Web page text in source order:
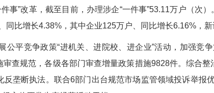
事”改革，截至目前，办理涉企“一件事”53.11万户（次
比增长4.38%，其中企业125万户、同比增长6.16%，新
平竞争政策“进机关、进院校、进企业”活动，加强竞
查规范，各级各部门审查增量政策措施9828件。综合整
垄断执法。联合6部门出台规范市场监管领域投诉举报